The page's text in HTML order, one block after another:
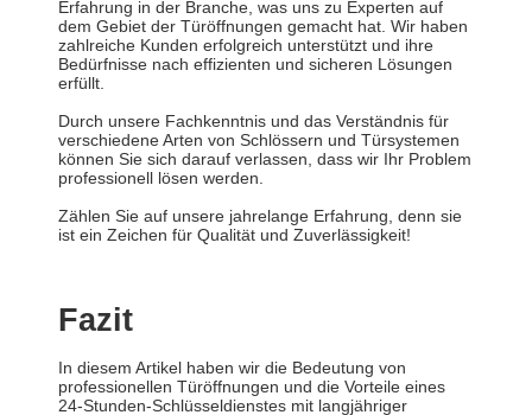
Erfahrung in der Branche, was uns zu Experten auf
dem Gebiet der Türöffnungen gemacht hat. Wir haben
zahlreiche Kunden erfolgreich unterstützt und ihre
Bedürfnisse nach effizienten und sicheren Lösungen
erfüllt.
Durch unsere Fachkenntnis und das Verständnis für
verschiedene Arten von Schlössern und Türsystemen
können Sie sich darauf verlassen, dass wir Ihr Problem
professionell lösen werden.
Zählen Sie auf unsere jahrelange Erfahrung, denn sie
ist ein Zeichen für Qualität und Zuverlässigkeit!
Fazit
In diesem Artikel haben wir die Bedeutung von
professionellen Türöffnungen und die Vorteile eines
24-Stunden-Schlüsseldienstes mit langjähriger